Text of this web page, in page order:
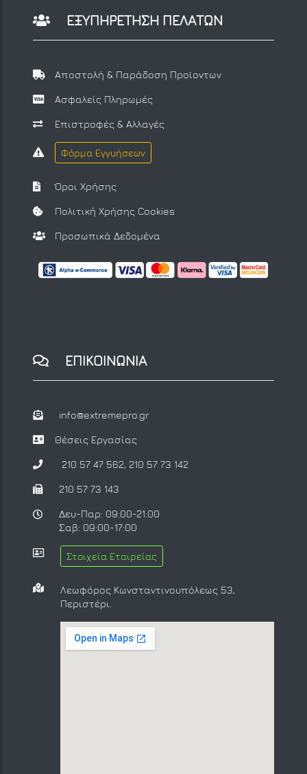
ΕΞΥΠΗΡΕΤΗΣΗ ΠΕΛΑΤΩΝ
Αποστολή & Παράδοση Προϊοντων
Ασφαλείς Πληρωμές
Επιστροφές & Αλλαγές
Φόρμα Εγγυήσεων
Όροι Χρήσης
Πολιτική Χρήσης Cookies
Προσωπικά Δεδομένα
ΕΠΙΚΟΙΝΩΝΙΑ
info@extremepro.gr
Θέσεις Εργασίας
210 57 47 562, 210 57 73 142
210 57 73 143
Δευ-Παρ: 09:00-21:00
Σαβ: 09:00-17:00
Στοιχεία Εταιρείας
Λεωφόρος Κωνσταντινουπόλεως 53,
Περιστέρι.